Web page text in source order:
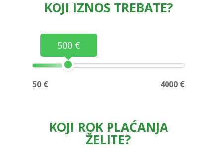
KOJI IZNOS TREBATE?
500 €
50 € 4000 €
KOJI ROK PLAĆANJA
ŽELITE?